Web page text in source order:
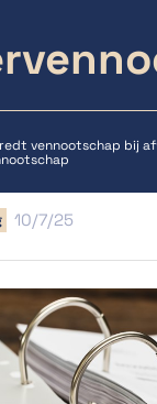
vennootschap bij
10/7/25